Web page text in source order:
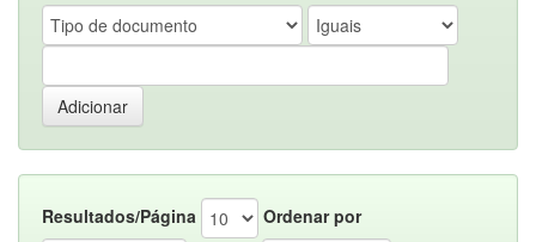
Resultados/Página
Ordenar por